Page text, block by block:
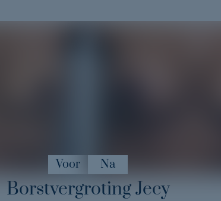
Voor Na
Borstvergroting Jecy